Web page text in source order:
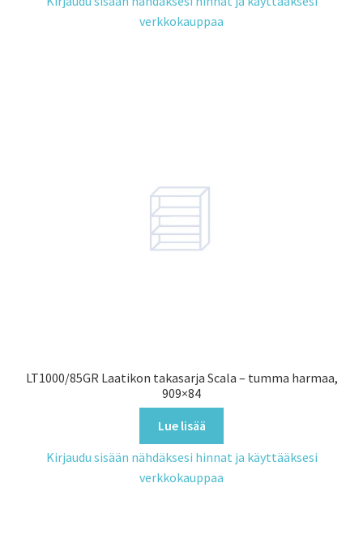
verkkokauppaa
LT1000/85GR Laatikon takasarja Scala – tumma harmaa,
909×84
Lue lisää
Kirjaudu sisään nähdäksesi hinnat ja käyttääksesi
verkkokauppaa